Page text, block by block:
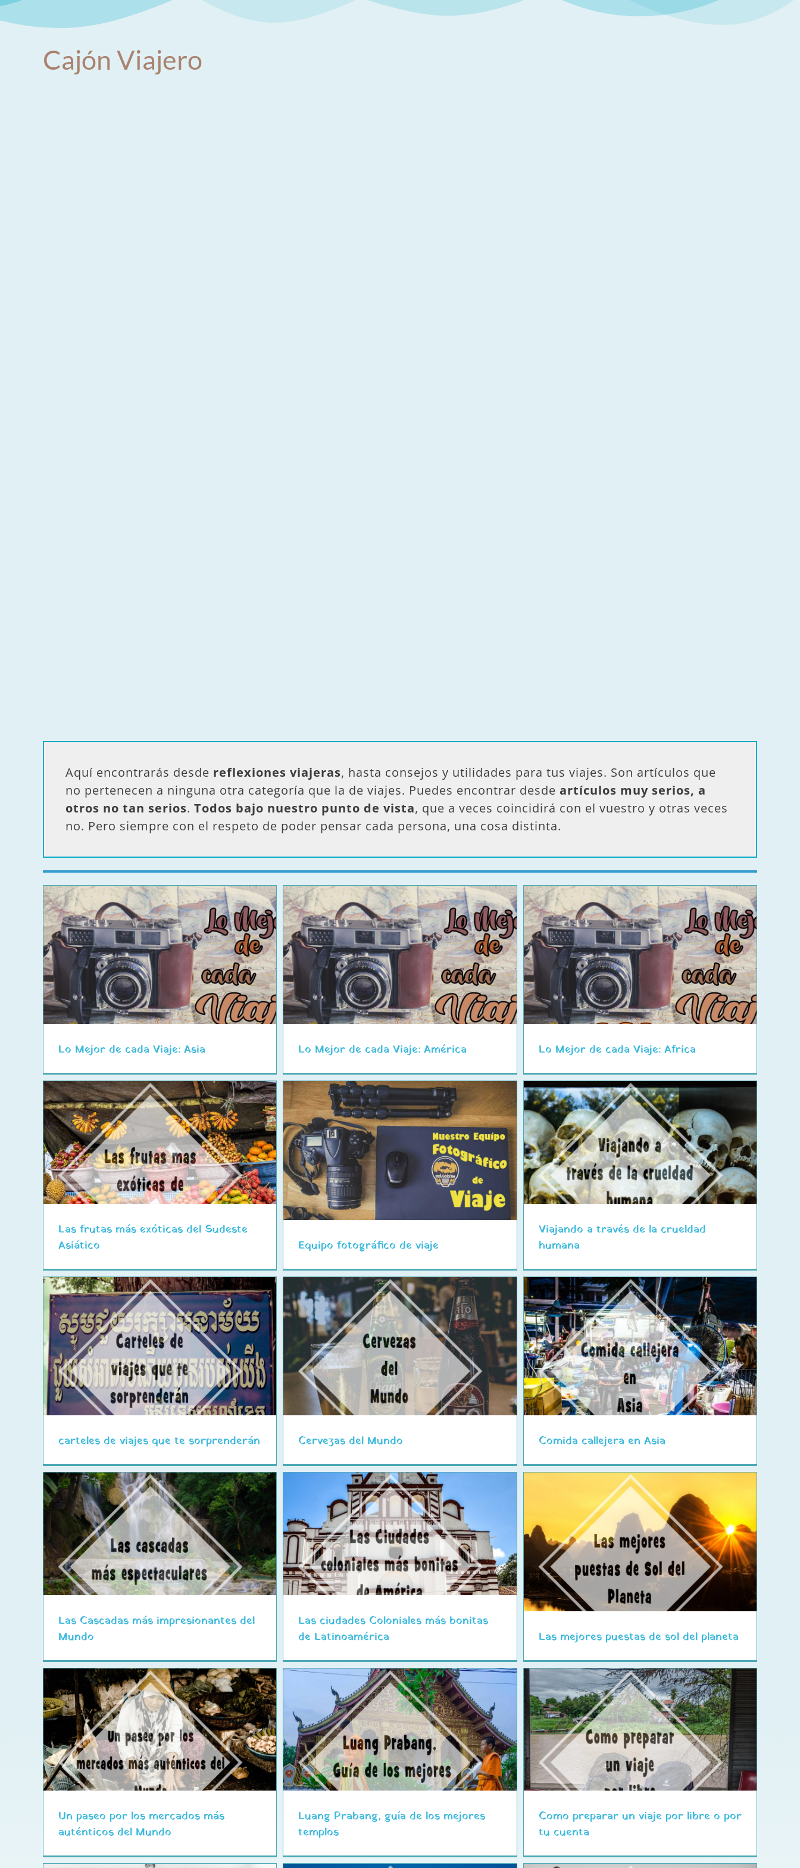
Cajón Viajero
Aquí encontrarás desde reflexiones viajeras, hasta consejos y utilidades para tus viajes. Son artículos que
no pertenecen a ninguna otra categoría que la de viajes. Puedes encontrar desde artículos muy serios, a
otros no tan serios. Todos bajo nuestro punto de vista, que a veces coincidirá con el vuestro y otras veces
no. Pero siempre con el respeto de poder pensar cada persona, una cosa distinta.
Lo Mejor de cada Viaje: Asia
Lo Mejor de cada Viaje: América
Lo Mejor de cada Viaje: América
Lo Mejor de cada Viaje: Africa
Lo Mejor de cada Viaje: Africa
Las frutas más exóticas del Sudeste
Asiático
Equipo fotográfico de viaje
Equipo fotográfico de viaje
Viajando a través de la crueldad
humana
Viajando a través de la crueldad
humana
carteles de viajes que te sorprenderán
Cervezas del Mundo
Cervezas del Mundo
Comida callejera en Asia
Comida callejera en Asia
Las Cascadas más impresionantes del
Mundo
Las ciudades Coloniales más
bonitas de Latinoamérica
Las ciudades Coloniales más bonitas
de Latinoamérica
Las mejores puestas de sol del
planeta
Las mejores puestas de sol del planeta
Un paseo por los mercados más
auténticos del Mundo
Luang Prabang, guía de los
mejores templos
Luang Prabang, guía de los mejores
templos
Como preparar un viaje por libre
o por tu cuenta
Como preparar un viaje por libre o por
tu cuenta